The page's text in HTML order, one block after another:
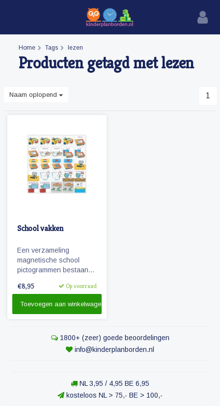
Home Tags lezen
Producten getagd met lezen
Naam oplopend 1
School vakken
Een verzameling
magnetische school
pictogrammen bestaande
de basisschool worden
€8,95 Op voorraad
Toevoegen aan winkelwagen
1800+ (zeer) goede beoordelingen
info@kinderplanborden.nl
NL 3,95 / 4,95 BE 6,95
kosteloos NL > 75,- BE > 100,-